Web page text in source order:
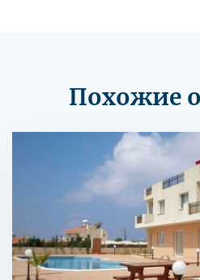
Похожие